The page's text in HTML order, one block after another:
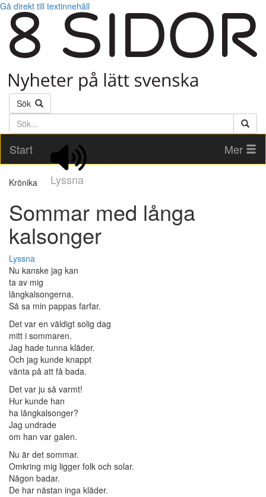
Gå direkt till textinnehåll
Sök
Söktext
Start
Lyssna
Mer
Krönika
Sommar med långa
kalsonger
Lyssna
Nu kanske jag kan
ta av mig
långkalsongerna.
Så sa min pappas farfar.
Det var en väldigt solig dag
mitt i sommaren.
Jag hade tunna kläder.
Och jag kunde knappt
vänta på att få bada.
Det var ju så varmt!
Hur kunde han
ha långkalsonger?
Jag undrade
om han var galen.
Nu är det sommar.
Omkring mig ligger folk och solar.
Någon badar.
De har nästan inga kläder.